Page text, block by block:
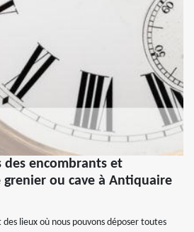
des encombrants et
ou cave à Antiquaire
des lieux où nous pouvons déposer toutes